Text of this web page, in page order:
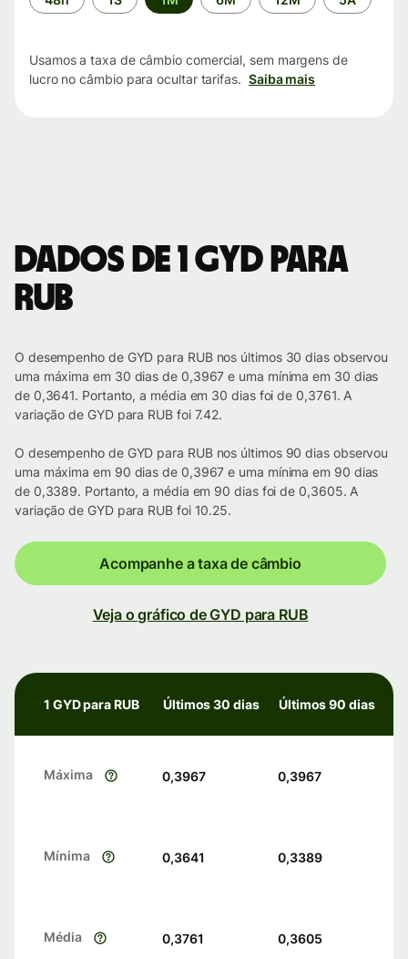
de
Usamos a taxa de câmbio comercial, sem margens de
lucro no câmbio para ocultar tarifas. Saiba mais
Dados de 1 GYD para
RUB
O desempenho de GYD para RUB nos últimos 30 dias observou
uma máxima em 30 dias de 0,3967 e uma mínima em 30 dias
de 0,3641. Portanto, a média em 30 dias foi de 0,3761. A
variação de GYD para RUB foi 7.42.
O desempenho de GYD para RUB nos últimos 90 dias observou
uma máxima em 90 dias de 0,3967 e uma mínima em 90 dias
de 0,3389. Portanto, a média em 90 dias foi de 0,3605. A
variação de GYD para RUB foi 10.25.
Acompanhe a taxa de câmbio
Veja o gráfico de GYD para RUB
1 GYD para RUB Últimos 30 dias Últimos 90 dias
Máxima 0,3967 0,3967
Mínima 0,3641 0,3389
Média 0,3761 0,3605